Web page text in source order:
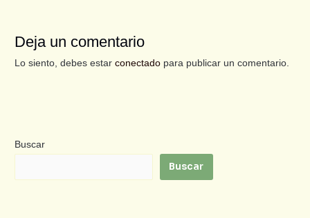
Deja un comentario
Lo siento, debes estarconectado para publicar un comentario.
Buscar
Buscar